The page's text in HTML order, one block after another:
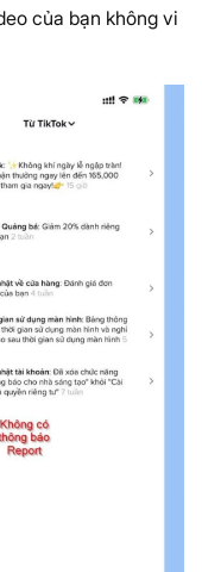
của bạn không vi